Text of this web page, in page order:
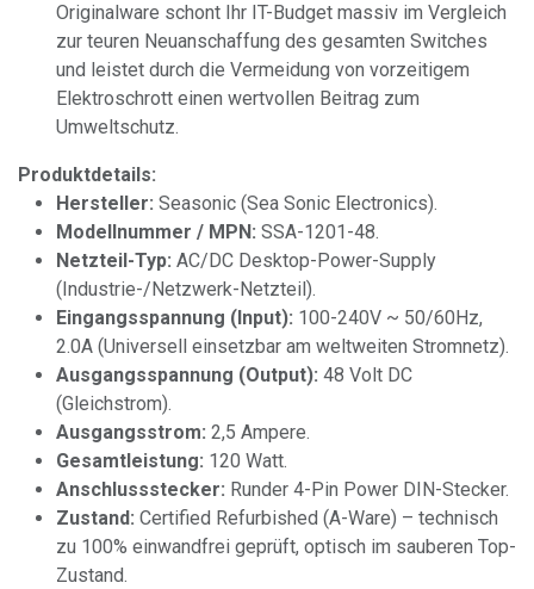
Originalware schont Ihr IT-Budget massiv im Vergleich
zur teuren Neuanschaffung des gesamten Switches
und leistet durch die Vermeidung von vorzeitigem
Elektroschrott einen wertvollen Beitrag zum
Umweltschutz.
Produktdetails:
Hersteller: Seasonic (Sea Sonic Electronics).
Modellnummer / MPN: SSA-1201-48.
Netzteil-Typ: AC/DC Desktop-Power-Supply
(Industrie-/Netzwerk-Netzteil).
Eingangsspannung (Input): 100-240V ~ 50/60Hz,
2.0A (Universell einsetzbar am weltweiten Stromnetz).
Ausgangsspannung (Output): 48 Volt DC
(Gleichstrom).
Ausgangsstrom: 2,5 Ampere.
Gesamtleistung: 120 Watt.
Anschlussstecker: Runder 4-Pin Power DIN-Stecker.
Zustand: Certified Refurbished (A-Ware) – technisch
zu 100% einwandfrei geprüft, optisch im sauberen Top-
Zustand.